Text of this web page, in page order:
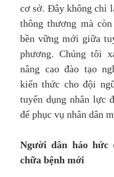
cơ sở. Đây không chỉ
thông thương mà
bền vững mới giữa
phương. Chúng tôi
nâng cao đào tạo
kiến thức cho đội
tuyển dụng nhân lực
để phục vụ nhân dân
Người dân háo hức
chữa bệnh mới